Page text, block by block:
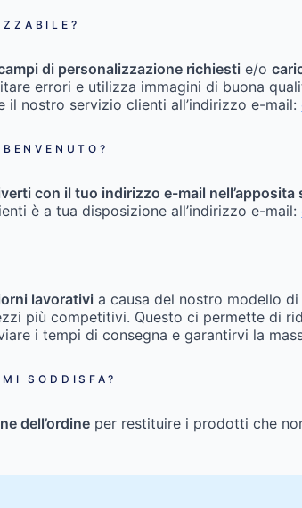
di personalizzazione richiesti e/o
errori e utilizza immagini di buona
nostro servizio clienti all’indirizzo e-mail:
con il tuo indirizzo e-mail
è a tua disposizione all’indirizzo e-mail:
lavorativi a causa del nostro modello
più competitivi. Questo ci permette di
i tempi di consegna e garantirvi la
SODDISFA?
dell’ordine per restituire i prodotti che